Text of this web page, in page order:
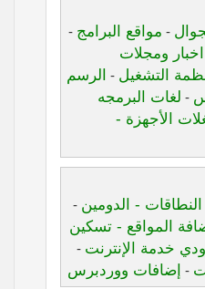
- مواقع البرامج -
اخبار ومجلات
التشغيل - الرسم
- لغات البرمجه
الأجهزة -
- الدومين -
المواقع - تسكين
خدمة الإنترنت -
- إضافات ووردبرس